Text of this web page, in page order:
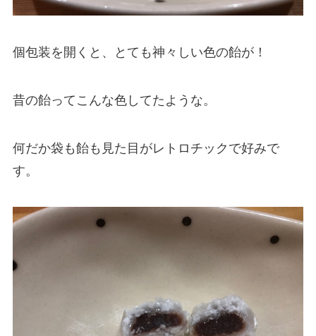
個包装を開くと、とても神々しい色の飴が！
昔の飴ってこんな色してたような。
何だか袋も飴も見た目がレトロチックで好みで
す。